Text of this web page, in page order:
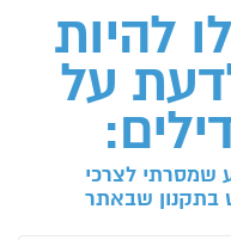
להיות
על
לצרכי
בתקנון שבאתר